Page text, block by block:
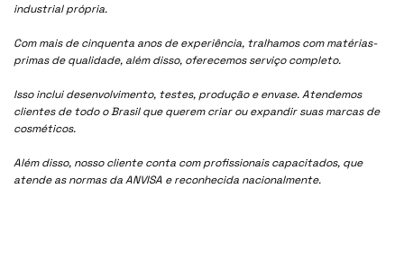
industrial própria.
Com mais de cinquenta anos de experiência, tralhamos com matérias-
primas de qualidade, além disso, oferecemos serviço completo.
Isso inclui desenvolvimento, testes, produção e envase. Atendemos
clientes de todo o Brasil que querem criar ou expandir suas marcas de
cosméticos.
Além disso, nosso cliente conta com profissionais capacitados, que
atende as normas da ANVISA e reconhecida nacionalmente.